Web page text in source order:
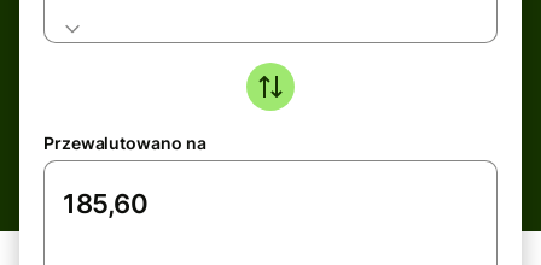
Przewalutowano na